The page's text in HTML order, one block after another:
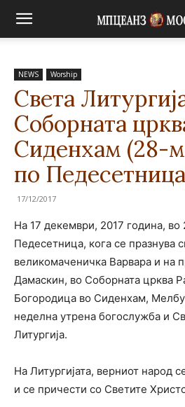
NEWS Worship
Света
Соборната
Сиденхам (28-
по
17/12/2017
На 17 декември, 2017 година,
Педесетница, кога се празнува
великомаченичка Варвара и на
Дамаскин, во Соборната црква
Богородица во Сиденхам,
неделна утрена богослужба и
Литургија.
На Литургијата, верниот народ
и се причести со Светите